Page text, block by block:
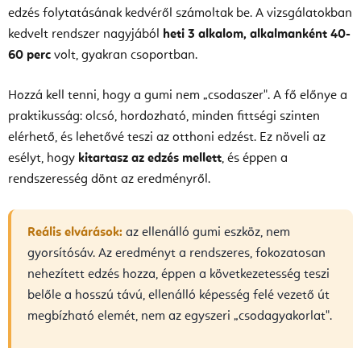
edzés folytatásának kedvéről számoltak be. A vizsgálatokban
kedvelt rendszer nagyjából heti 3 alkalom, alkalmanként 40-
60 perc volt, gyakran csoportban.
Hozzá kell tenni, hogy a gumi nem „csodaszer". A fő előnye a
praktikusság: olcsó, hordozható, minden fittségi szinten
elérhető, és lehetővé teszi az otthoni edzést. Ez növeli az
esélyt, hogy kitartasz az edzés mellett, és éppen a
rendszeresség dönt az eredményről.
Reális elvárások: az ellenálló gumi eszköz, nem
gyorsítósáv. Az eredményt a rendszeres, fokozatosan
nehezített edzés hozza, éppen a következetesség teszi
belőle a hosszú távú, ellenálló képesség felé vezető út
megbízható elemét, nem az egyszeri „csodagyakorlat".